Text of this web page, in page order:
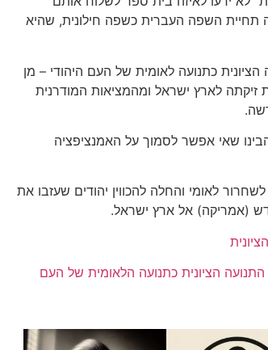
תחיית השפה העברית כשפה חילונית, שהיא
כתנועה לאומית של העם היהודי – מן
לארץ ישראל ומהמציאות המודרנית
שאי אפשר לסמוך על האמנציפציה
לאומי והחלה להכווין יהודים שעזבו את
(אמריקה) אל ארץ ישראל.
הציונית כתנועה הלאומית של העם